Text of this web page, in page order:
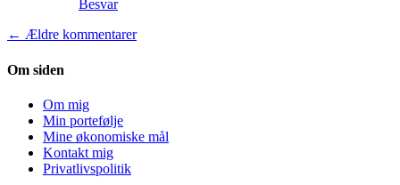
Besvar
← Ældre kommentarer
Om siden
Om mig
Min portefølje
Mine økonomiske mål
Kontakt mig
Privatlivspolitik